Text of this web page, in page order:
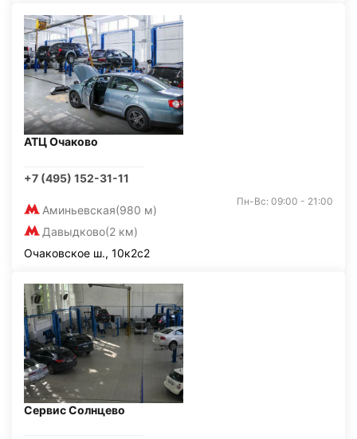
АТЦ Очаково
+7 (495) 152-31-11
Аминьевская(980 м)
Давыдково(2 км)
Пн-Вс: 09:00 - 21:00
Очаковское ш., 10к2с2
Сервис Солнцево